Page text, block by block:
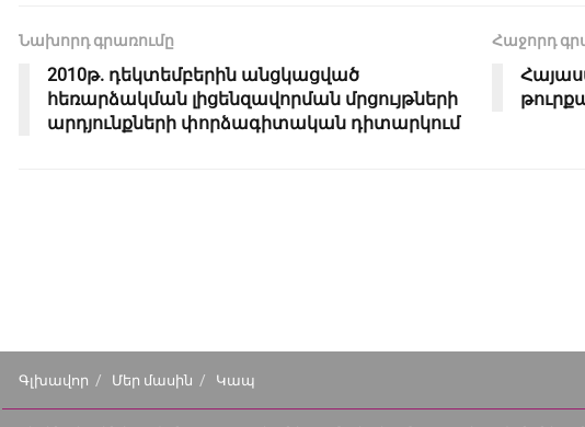
Նախորդ գրառումը
2010թ. դեկտեմբերին անցկացված
հեռարձակման լիցենզավորման մրցույթների
արդյունքների փորձագիտական դիտարկում
Հաջորդ
Գլխավոր Մեր մասին Կապ